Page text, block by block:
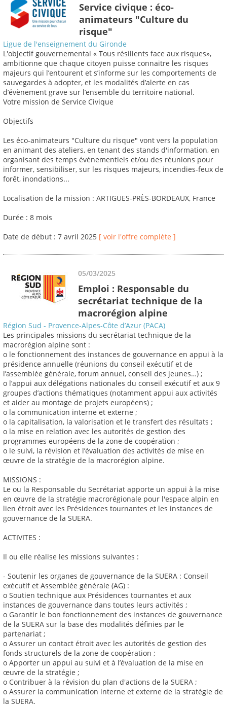
Service civique : éco-
animateurs "Culture du
risque"
Ligue de l'enseignement du Gironde
L'objectif gouvernemental « Tous résilients face aux risques»,
ambitionne que chaque citoyen puisse connaitre les risques
majeurs qui l’entourent et s’informe sur les comportements de
sauvegardes à adopter, et les modalités d’alerte en cas
d’évènement grave sur l’ensemble du territoire national.
Votre mission de Service Civique
Objectifs
Les éco-animateurs "Culture du risque" vont vers la population
en animant des ateliers, en tenant des stands d'information, en
organisant des temps événementiels et/ou des réunions pour
informer, sensibiliser, sur les risques majeurs, incendies-feux de
forêt, inondations...
Localisation de la mission : ARTIGUES-PRÈS-BORDEAUX, France
Durée : 8 mois
Date de début : 7 avril 2025 [ voir l'offre complète ]
05/03/2025
Emploi : Responsable du
secrétariat technique de la
macrorégion alpine
Région Sud - Provence-Alpes-Côte d’Azur (PACA)
Les principales missions du secrétariat technique de la
macrorégion alpine sont :
o le fonctionnement des instances de gouvernance en appui à la
présidence annuelle (réunions du conseil exécutif et de
l’assemblée générale, forum annuel, conseil des jeunes…) ;
o l’appui aux délégations nationales du conseil exécutif et aux 9
groupes d’actions thématiques (notamment appui aux activités
et aider au montage de projets européens) ;
o la communication interne et externe ;
o la capitalisation, la valorisation et le transfert des résultats ;
o la mise en relation avec les autorités de gestion des
programmes européens de la zone de coopération ;
o le suivi, la révision et l’évaluation des activités de mise en
œuvre de la stratégie de la macrorégion alpine.
MISSIONS :
Le ou la Responsable du Secrétariat apporte un appui à la mise
en œuvre de la stratégie macrorégionale pour l'espace alpin en
lien étroit avec les Présidences tournantes et les instances de
gouvernance de la SUERA.
ACTIVITES :
Il ou elle réalise les missions suivantes :
- Soutenir les organes de gouvernance de la SUERA : Conseil
exécutif et Assemblée générale (AG) :
o Soutien technique aux Présidences tournantes et aux
instances de gouvernance dans toutes leurs activités ;
o Garantir le bon fonctionnement des instances de gouvernance
de la SUERA sur la base des modalités définies par le
partenariat ;
o Assurer un contact étroit avec les autorités de gestion des
fonds structurels de la zone de coopération ;
o Apporter un appui au suivi et à l’évaluation de la mise en
œuvre de la stratégie ;
o Contribuer à la révision du plan d'actions de la SUERA ;
o Assurer la communication interne et externe de la stratégie de
la SUERA.